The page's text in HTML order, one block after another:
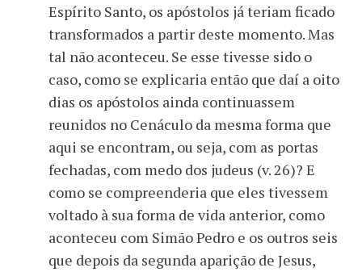
Espírito Santo, os apóstolos já teriam ficado
transformados a partir deste momento. Mas
tal não aconteceu. Se esse tivesse sido o
caso, como se explicaria então que daí a oito
dias os apóstolos ainda continuassem
reunidos no Cenáculo da mesma forma que
aqui se encontram, ou seja, com as portas
fechadas, com medo dos judeus (v. 26)? E
como se compreenderia que eles tivessem
voltado à sua forma de vida anterior, como
aconteceu com Simão Pedro e os outros seis
que depois da segunda aparição de Jesus,